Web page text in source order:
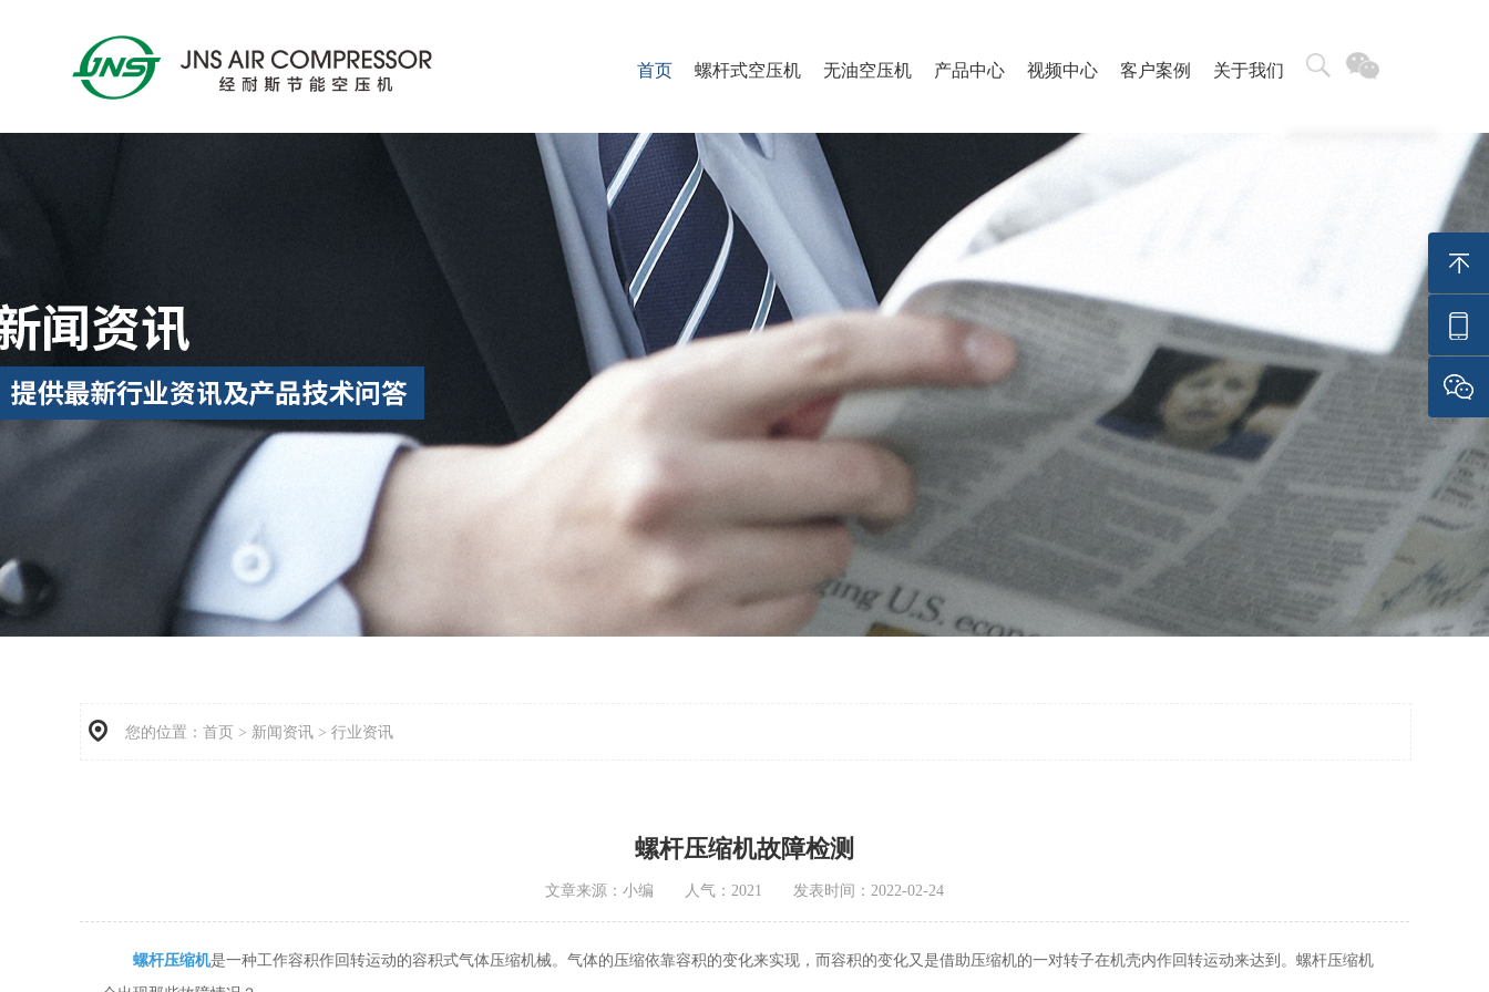
首页 螺杆式空压机 无油空压机 产品中心 视频中心 客户案例 关于我们
您的位置： 首页 > 新闻资讯 > 行业资讯
螺杆压缩机故障检测
文章来源：小编 人气：2021 发表时间：2022-02-24
螺杆压缩机是一种工作容积作回转运动的容积式气体压缩机械。气体的压缩依靠容积的变化来实现，而容积的变化又是借助压缩机的一对转子在机壳内作回转运动来达到。螺杆压缩机